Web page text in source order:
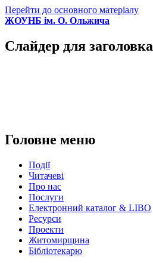
Перейти до основного матеріалу
ЖОУНБ ім. О. Ольжича
Слайдер для заголовка
Головне меню
Події
Читачеві
Про нас
Послуги
Електронний каталог & LIBO
Ресурси
Проекти
Житомирщина
Бібліотекарю